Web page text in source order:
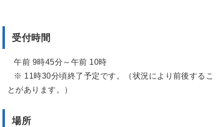
受付時間
午前 9時45分～午前 10時
※ 11時30分頃終了予定です。（状況により前後するこ
とがあります。）
場所